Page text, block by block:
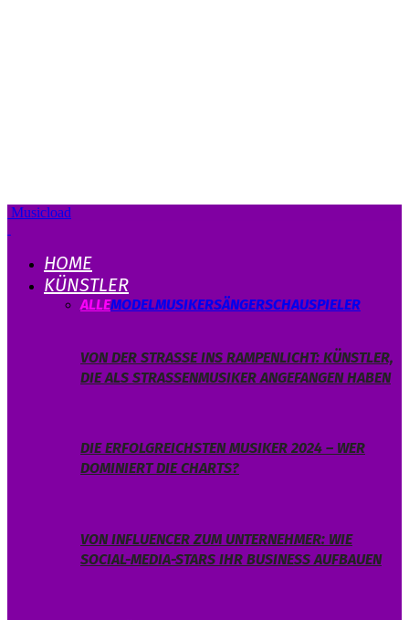
Musicload
HOME
KÜNSTLER
ALLEMODELMUSIKERSÄNGERSCHAUSPIELER
VON DER STRASSE INS RAMPENLICHT: KÜNSTLER, D
IE ALS STRASSENMUSIKER ANGEFANGEN HABEN
DIE ERFOLGREICHSTEN MUSIKER 2024 – WER
DOMINIERT DIE CHARTS?
VON INFLUENCER ZUM UNTERNEHMER: WIE
SOCIAL-MEDIA-STARS IHR BUSINESS AUFBAUEN